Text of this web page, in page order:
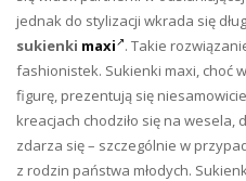
jednak do stylizacji wkrada się
sukienki maxi . Takie
fashionistek. Sukienki maxi, choć
figurę, prezentują się
kreacjach chodziło się na wesela,
zdarza się – szczególnie w
z rodzin państwa młodych.